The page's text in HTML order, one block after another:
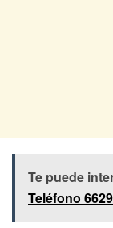
Te puede
Teléfono